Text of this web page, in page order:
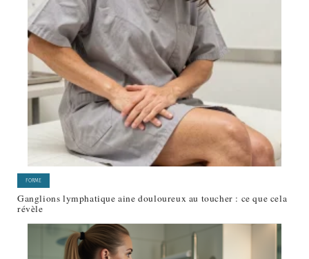
FORME
Ganglions lymphatique aine douloureux au toucher : ce que cela
révèle